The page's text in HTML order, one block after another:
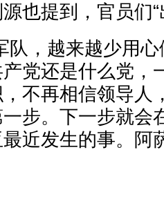
也提到，官员们“
队，越来越少用
党还是什么党，
不再相信领导人
步。下一步就会
近发生的事。阿